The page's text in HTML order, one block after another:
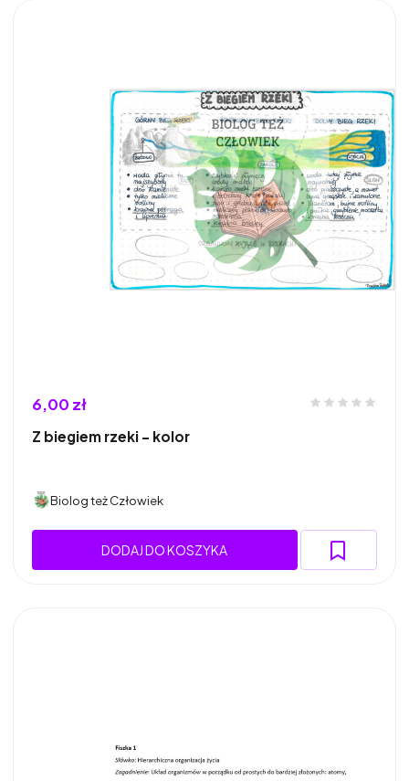
6,00 zł
Z biegiem rzeki - kolor
Biolog też Człowiek
DODAJ DO KOSZYKA